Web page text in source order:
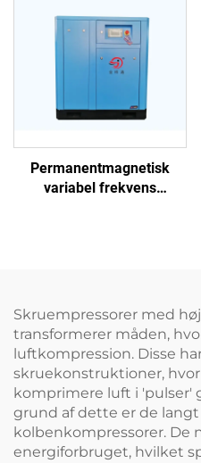
Permanentmagnetisk
variabel frekvens
Skruempressorer med
transformerer måden,
luftkompression. Disse
skruekonstruktioner,
komprimere luft i 'pulser'
grund af dette er de
kolbenkompressorer. De
energiforbruget, hvilket